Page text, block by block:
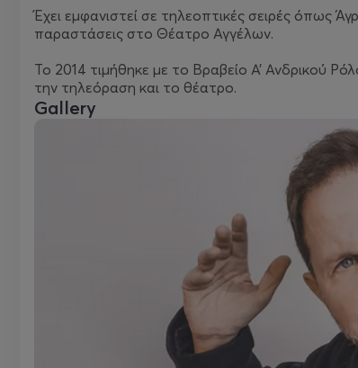
Έχει εμφανιστεί σε τηλεοπτικές σειρές όπως
παραστάσεις στο Θέατρο Αγγέλων.
Το 2014 τιμήθηκε με το Βραβείο Α’ Ανδρικού
την τηλεόραση και το θέατρο.
Gallery